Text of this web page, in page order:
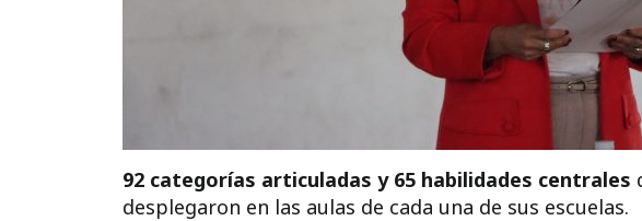
92 categorías articuladas y 65 habilidades centrales
desplegaron en las aulas de cada una de sus escuelas.